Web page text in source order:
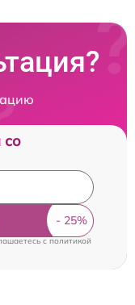
со
cполитикой